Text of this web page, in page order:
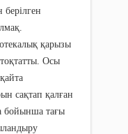
қарызы
Осы
сақтап қалған
бойынша тағы